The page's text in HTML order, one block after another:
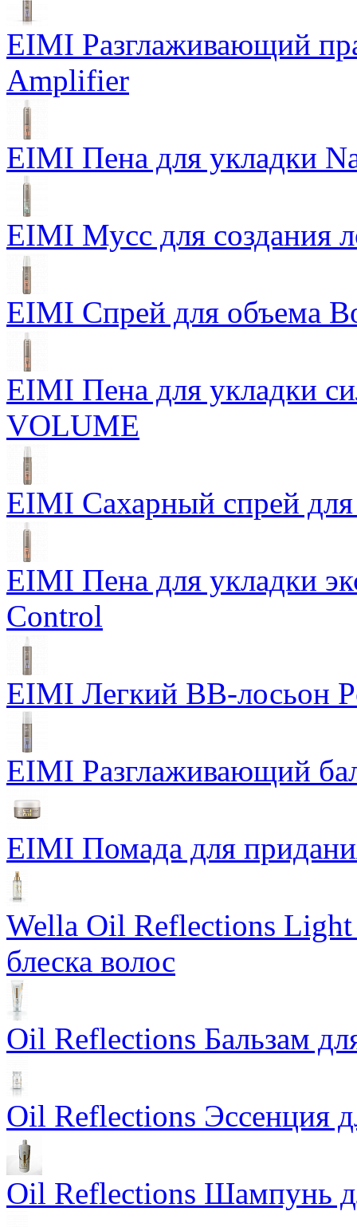
EIMI Разглаживающий
Amplifier
EIMI Пена для укладки
EIMI Мусс для создания
EIMI Спрей для объема
EIMI Пена для укладки
VOLUME
EIMI Сахарный спрей
EIMI Пена для укладки
Control
EIMI Легкий BB-лосьон
EIMI Разглаживающий
EIMI Помада для
Wella Oil Reflections
блеска волос
Oil Reflections Бальзам
Oil Reflections Эссенция
Oil Reflections Шампунь